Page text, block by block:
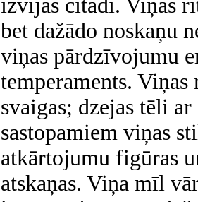
izvijas citādi. Viņas
bet dažādo noskaņu
viņas pārdzīvojumu
temperaments.
svaigas; dzejas tēli
sastopamiem viņas
atkārtojumu figūras
atskaņas. Viņa mīl